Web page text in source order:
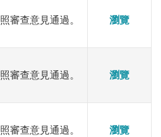
照審查意見通過。 瀏覽
照審查意見通過。 瀏覽
照審查意見通過。 瀏覽